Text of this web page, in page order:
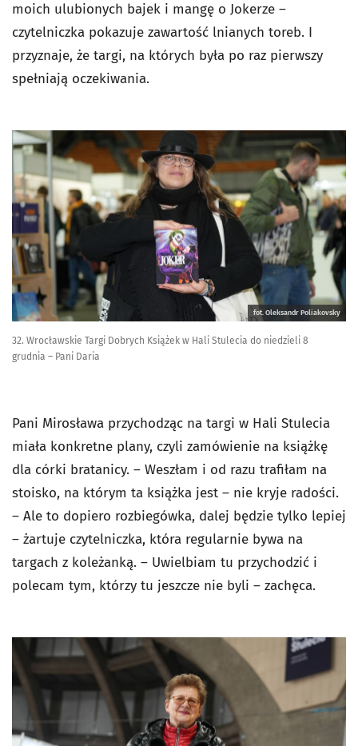
moich ulubionych bajek i mangę o Jokerze –
czytelniczka pokazuje zawartość lnianych toreb. I
przyznaje, że targi, na których była po raz pierwszy
spełniają oczekiwania.
fot. Oleksandr Poliakovsky
32. Wrocławskie Targi Dobrych Książek w Hali Stulecia do niedzieli 8
grudnia – Pani Daria
Pani Mirosława przychodząc na targi w Hali Stulecia
miała konkretne plany, czyli zamówienie na książkę
dla córki bratanicy. – Weszłam i od razu trafiłam na
stoisko, na którym ta książka jest – nie kryje radości.
– Ale to dopiero rozbiegówka, dalej będzie tylko lepiej
– żartuje czytelniczka, która regularnie bywa na
targach z koleżanką. – Uwielbiam tu przychodzić i
polecam tym, którzy tu jeszcze nie byli – zachęca.